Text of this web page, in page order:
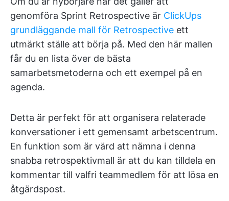
genomföra Sprint Retrospective är ClickUps
grundläggande mall för Retrospective ett
utmärkt ställe att börja på. Med den här mallen
får du en lista över de bästa
samarbetsmetoderna och ett exempel på en
agenda.
Detta är perfekt för att organisera relaterade
konversationer i ett gemensamt arbetscentrum.
En funktion som är värd att nämna i denna
snabba retrospektivmall är att du kan tilldela en
kommentar till valfri teammedlem för att lösa en
åtgärdspost.